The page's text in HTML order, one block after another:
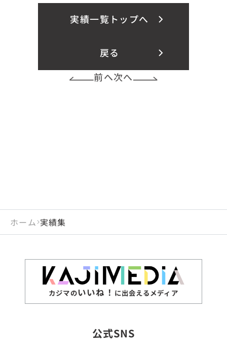
実績一覧トップへ
戻る
前へ次へ
ホーム 実績集
カジマのいいね！ に出会えるメディア
公式SNS